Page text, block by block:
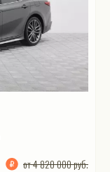
от 4 820 000 руб.